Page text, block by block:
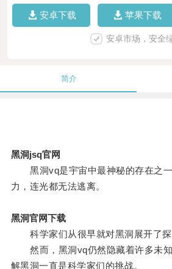
安卓下载 苹果下载
安卓市场，安全
简介
黑洞jsq官网
黑洞vq是宇宙中最神秘的存在之一
力，连光都无法逃离。
黑洞官网下载
科学家们从很早就对黑洞展开了探
然而，黑洞vq仍然隐藏着许多未知
解黑洞一直是科学家们的挑战。